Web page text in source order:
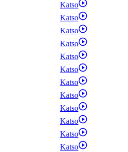
Katso
Katso
Katso
Katso
Katso
Katso
Katso
Katso
Katso
Katso
Katso
Katso